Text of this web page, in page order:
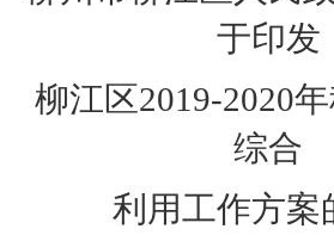
于印发
柳江区2019-2020
综合
利用工作方案